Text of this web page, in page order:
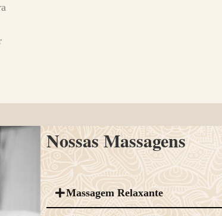
Nossas Massagens
Massagem Relaxante